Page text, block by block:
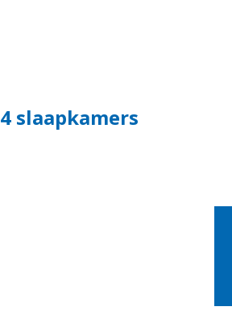
4 slaapkamers